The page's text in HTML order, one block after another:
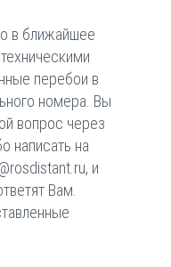
в ближайшее
перебои в
номера. Вы
вопрос через
написать на
и
Вам.